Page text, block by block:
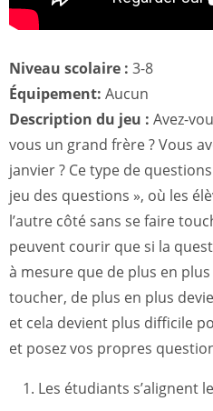
Niveau scolaire : 3-8
Équipement: Aucun
Description du jeu : Avez-
vous un grand frère ? Vous
janvier ? Ce type de
jeu des questions », où les
l’autre côté sans se faire
peuvent courir que si la
à mesure que de plus en
toucher, de plus en plus
et cela devient plus difficile
et posez vos propres
Les étudiants s’alignent